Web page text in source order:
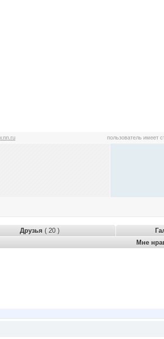
пользователь имеет
Друзья ( 20 )
Мне